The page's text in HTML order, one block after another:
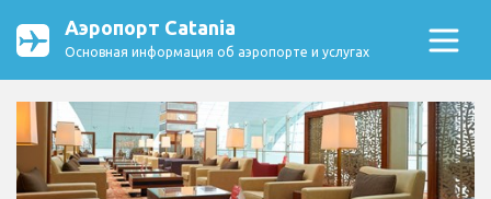
Аэропорт Catania
Основная информация об аэропорте и услугах